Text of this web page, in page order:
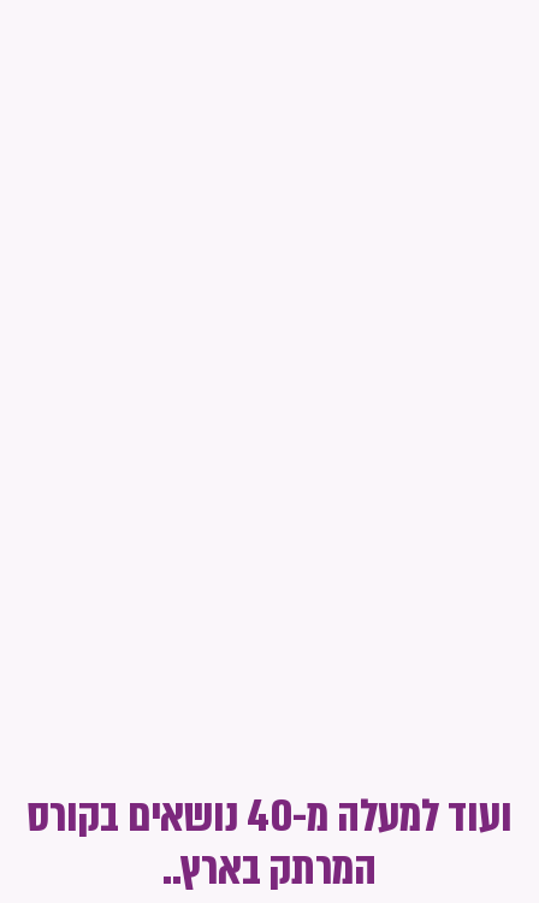
ועוד למעלה מ-40 נושאים בקורס
המרתק בארץ..